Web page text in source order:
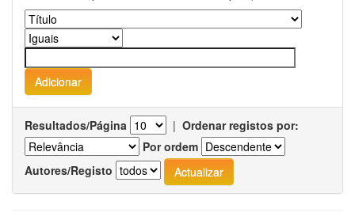
Resultados/Página | Ordenar registos por:
Por ordem
Autores/Registo